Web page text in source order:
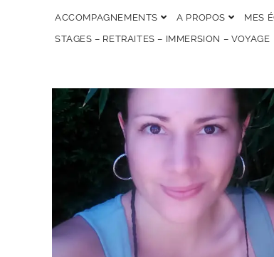
ACCOMPAGNEMENTS A PROPOS
MES
STAGES – RETRAITES – IMMERSION – VOYAGE